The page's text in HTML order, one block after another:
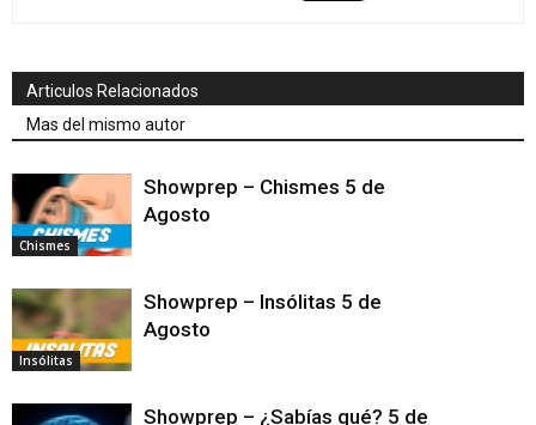
Articulos Relacionados
Mas del mismo autor
Chismes
Showprep – Chismes 5 de
Agosto
Insólitas
Showprep – Insólitas 5 de
Agosto
Showprep – ¿Sabías qué? 5 de